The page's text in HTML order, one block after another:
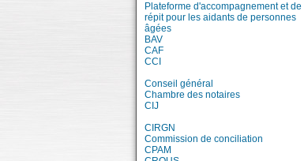
Plateforme d'accompagnement et de
répit pour les aidants de personnes
âgées
BAV
CAF
CCI
Conseil général
Chambre des notaires
CIJ
CIRGN
Commission de conciliation
CPAM